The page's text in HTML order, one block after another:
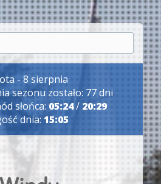
- 8 sierpnia
sezonu zostało: 77 dni
słońca:05:24/ 20:29
dnia: 15:05